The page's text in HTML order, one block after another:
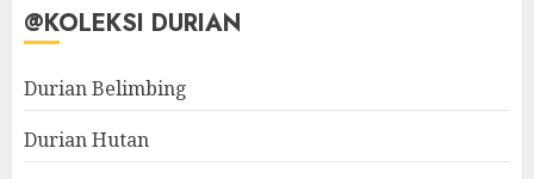
@KOLEKSI DURIAN
Durian Belimbing
Durian Hutan